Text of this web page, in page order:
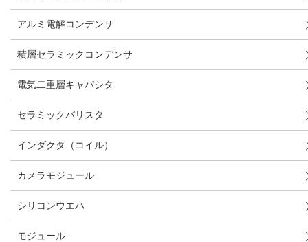
アルミ電解コンデンサ
積層セラミックコンデンサ
電気二重層キャパシタ
セラミックバリスタ
インダクタ（コイル）
カメラモジュール
シリコンウエハ
モジュール